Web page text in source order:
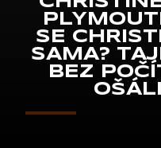
SE
SAMA?
BEZ